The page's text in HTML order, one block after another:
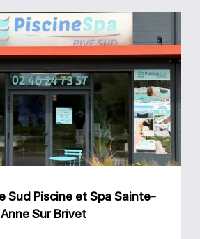
Magasin
Rive
Sud
Piscine
et
Spa
Sainte-
Sur
Sud Piscine et Spa Sainte-
Anne Sur Brivet